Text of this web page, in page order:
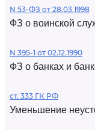
N 53-ФЗ от 28.03.1998
ФЗ о воинской
N 395-1 от 02.12.1990
ФЗ о банках и
ст. 333 ГК РФ
Уменьшение